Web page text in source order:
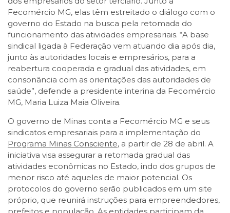
Fecomércio MG, elas têm estreitado o diálogo com o
governo do Estado na busca pela retomada do
funcionamento das atividades empresariais. “A base
sindical ligada à Federação vem atuando dia após dia,
junto às autoridades locais e empresários, para a
reabertura cooperada e gradual das atividades, em
consonância com as orientações das autoridades de
saúde”, defende a presidente interina da Fecomércio
MG, Maria Luiza Maia Oliveira.
O governo de Minas conta a Fecomércio MG e seus
sindicatos empresariais para a implementação do
Programa Minas Consciente, a partir de 28 de abril. A
iniciativa visa assegurar a retomada gradual das
atividades econômicas no Estado, indo dos grupos de
menor risco até aqueles de maior potencial. Os
protocolos do governo serão publicados em um site
próprio, que reunirá instruções para empreendedores,